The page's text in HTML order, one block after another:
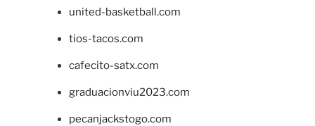
united-basketball.com
tios-tacos.com
cafecito-satx.com
graduacionviu2023.com
pecanjackstogo.com